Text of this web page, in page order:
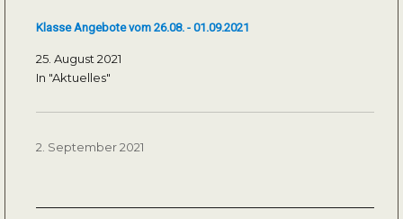
Klasse Angebote vom 26.08. - 01.09.2021
25. August 2021
In "Aktuelles"
Veröffentlicht
2. September 2021